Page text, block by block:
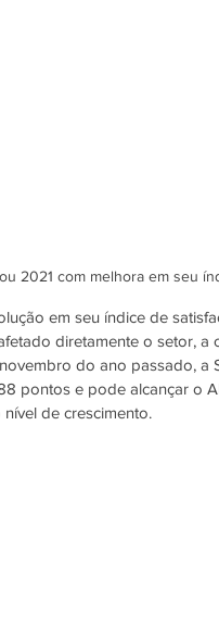
2021 com melhora em seu
em seu índice de
diretamente o setor,
do ano passado, a
pontos e pode alcançar o
de crescimento.